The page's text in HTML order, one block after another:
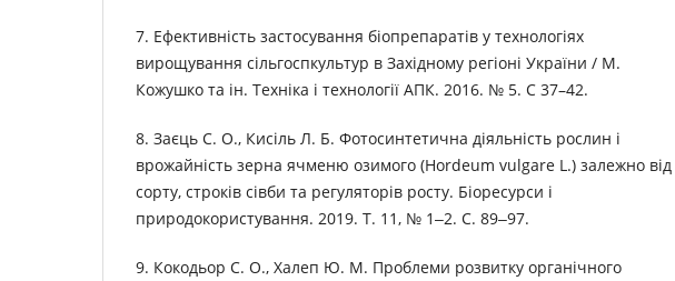
7. Ефективність застосування біопрепаратів у технологіях
вирощування сільгоспкультур в Західному регіоні України / М.
Кожушко та ін. Техніка і технології АПК. 2016. № 5. С 37–42.
8. Заєць С. О., Кисіль Л. Б. Фотосинтетична діяльність рослин і
врожайність зерна ячменю озимого (Hordeum vulgare L.) залежно від
сорту, строків сівби та регуляторів росту. Біоресурси і
природокористування. 2019. Т. 11, № 1‒2. С. 89‒97.
9. Кокодьор С. О., Халеп Ю. М. Проблеми розвитку органічного